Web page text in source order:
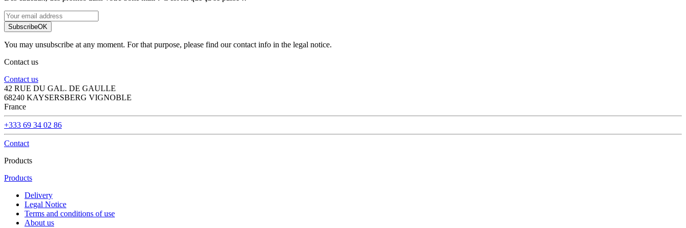
SubscribeOK
You may unsubscribe at any moment. For that purpose, please find our contact info in the legal notice.
Contact us
Contact us
42 RUE DU GAL. DE GAULLE
68240 KAYSERSBERG VIGNOBLE
France
+333 69 34 02 86
Contact
Products
Products
Delivery
Legal Notice
Terms and conditions of use
About us